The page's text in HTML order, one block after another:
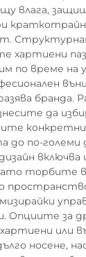
влага,
хартиени
по време на
бранда.
да
до по-големи
торбите
Опциите за
или
носене,